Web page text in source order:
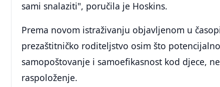
sami snalaziti", poručila je Hoskins.
Prema novom istraživanju objavljenom u
prezaštitničko roditeljstvo osim što
samopoštovanje i samoefikasnost kod djece,
raspoloženje.